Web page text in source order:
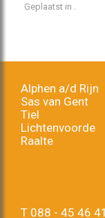
Geplaatst in .
Alphen a/d Rijn
Sas van Gent
Tiel
Lichtenvoorde
Raalte
T 088 - 45 46